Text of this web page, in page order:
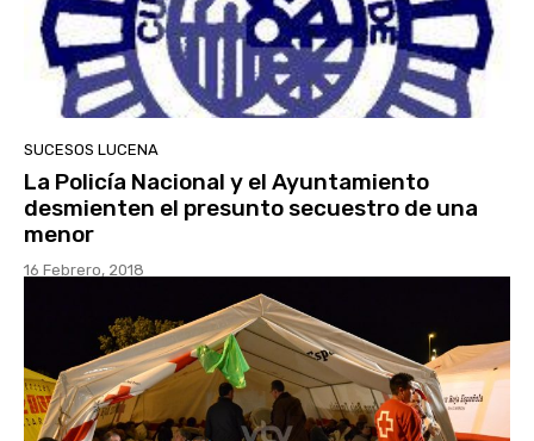
SUCESOS LUCENA
La Policía Nacional y el Ayuntamiento
desmienten el presunto secuestro de una
menor
16 Febrero, 2018